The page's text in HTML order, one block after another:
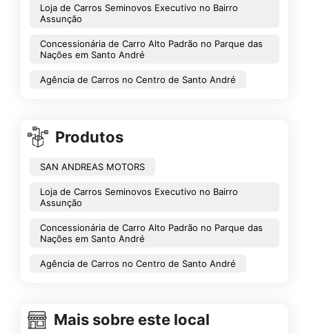
Loja de Carros Seminovos Executivo no Bairro
Assunção
Concessionária de Carro Alto Padrão no Parque das
Nações em Santo André
Agência de Carros no Centro de Santo André
Produtos
SAN ANDREAS MOTORS
Loja de Carros Seminovos Executivo no Bairro
Assunção
Concessionária de Carro Alto Padrão no Parque das
Nações em Santo André
Agência de Carros no Centro de Santo André
Mais sobre este local